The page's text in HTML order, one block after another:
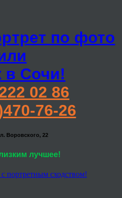
по фото
Сочи!
02 86
76-26
Воровского, 22
лучшее!
портретным сходством!